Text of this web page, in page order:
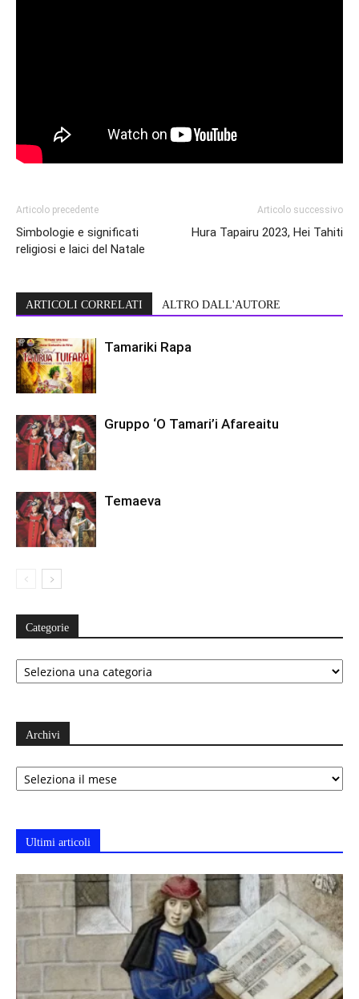
Articolo precedente
Simbologie e significati
religiosi e laici del Natale
Articolo successivo
Hura Tapairu 2023, Hei Tahiti
ARTICOLI CORRELATI ALTRO DALL'AUTORE
Tamariki Rapa
Gruppo ‘O Tamari’i Afareaitu
Temaeva
Categorie
Categorie
Archivi
Archivi
Ultimi articoli